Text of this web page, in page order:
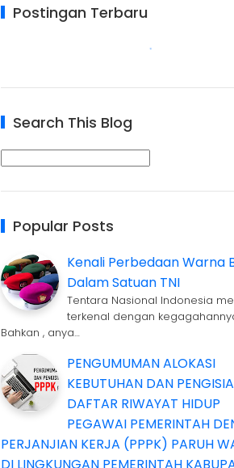
Postingan Terbaru
Search This Blog
Popular Posts
Kenali Perbedaan Warna
Dalam Satuan TNI
Tentara Nasional Indonesia
terkenal dengan
Bahkan , anya…
PENGUMUMAN ALOKASI
KEBUTUHAN DAN
DAFTAR RIWAYAT HIDUP
PEGAWAI PEMERINTAH
PERJANJIAN KERJA (PPPK) PARUH